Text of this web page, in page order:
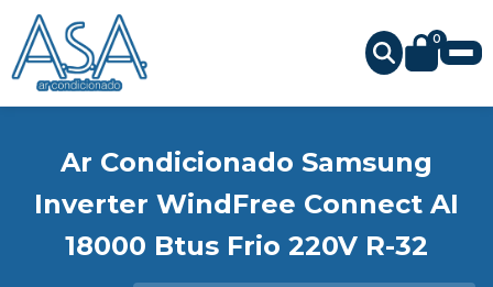
0
Ar Condicionado Samsung
Inverter WindFree Connect AI
18000 Btus Frio 220V R-32